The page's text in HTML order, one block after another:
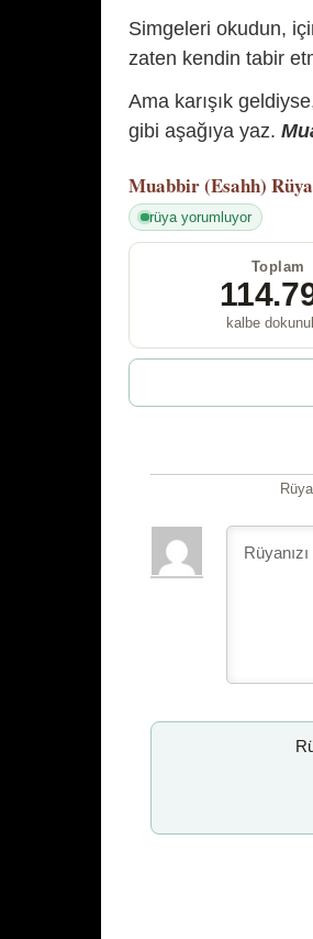
Simgeleri okudun,
zaten kendin tabir
Ama karışık
gibi aşağıya yaz.
Muabbir (Esahh)
rüya yorumluyor
Toplam
kalbe